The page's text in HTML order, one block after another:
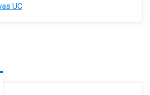
UC